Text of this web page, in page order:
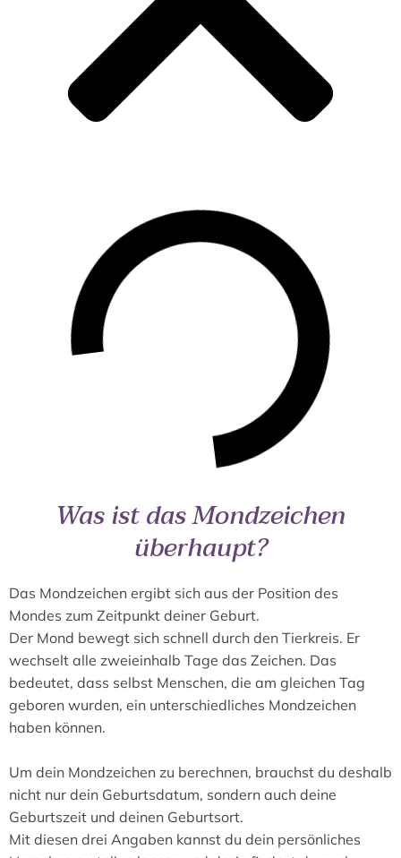
Was ist das Mondzeichen
überhaupt?
Das Mondzeichen ergibt sich aus der Position des
Mondes zum Zeitpunkt deiner Geburt.
Der Mond bewegt sich schnell durch den Tierkreis. Er
wechselt alle zweieinhalb Tage das Zeichen. Das
bedeutet, dass selbst Menschen, die am gleichen Tag
geboren wurden, ein unterschiedliches Mondzeichen
haben können.
Um dein Mondzeichen zu berechnen, brauchst du deshalb
nicht nur dein Geburtsdatum, sondern auch deine
Geburtszeit und deinen Geburtsort.
Mit diesen drei Angaben kannst du dein persönliches